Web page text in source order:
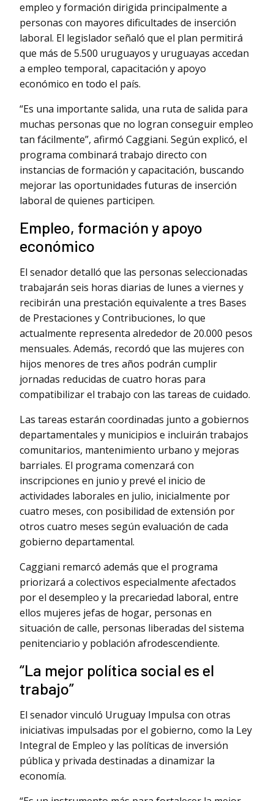
empleo y formación dirigida principalmente a
personas con mayores dificultades de inserción
laboral. El legislador señaló que el plan permitirá
que más de 5.500 uruguayos y uruguayas accedan
a empleo temporal, capacitación y apoyo
económico en todo el país.
“Es una importante salida, una ruta de salida para
muchas personas que no logran conseguir empleo
tan fácilmente”, afirmó Caggiani. Según explicó, el
programa combinará trabajo directo con
instancias de formación y capacitación, buscando
mejorar las oportunidades futuras de inserción
laboral de quienes participen.
Empleo, formación y apoyo
económico
El senador detalló que las personas seleccionadas
trabajarán seis horas diarias de lunes a viernes y
recibirán una prestación equivalente a tres Bases
de Prestaciones y Contribuciones, lo que
actualmente representa alrededor de 20.000 pesos
mensuales. Además, recordó que las mujeres con
hijos menores de tres años podrán cumplir
jornadas reducidas de cuatro horas para
compatibilizar el trabajo con las tareas de cuidado.
Las tareas estarán coordinadas junto a gobiernos
departamentales y municipios e incluirán trabajos
comunitarios, mantenimiento urbano y mejoras
barriales. El programa comenzará con
inscripciones en junio y prevé el inicio de
actividades laborales en julio, inicialmente por
cuatro meses, con posibilidad de extensión por
otros cuatro meses según evaluación de cada
gobierno departamental.
Caggiani remarcó además que el programa
priorizará a colectivos especialmente afectados
por el desempleo y la precariedad laboral, entre
ellos mujeres jefas de hogar, personas en
situación de calle, personas liberadas del sistema
penitenciario y población afrodescendiente.
“La mejor política social es el
trabajo”
El senador vinculó Uruguay Impulsa con otras
iniciativas impulsadas por el gobierno, como la Ley
Integral de Empleo y las políticas de inversión
pública y privada destinadas a dinamizar la
economía.